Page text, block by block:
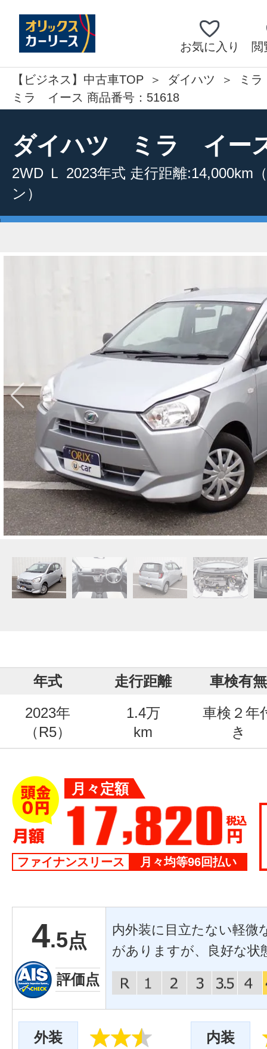
お気に入り 閲
【ビジネス】中古車TOP ダイハツ
ミ
ミラ イース 商品番号：51618
ダイハツ ミラ イー
2WD Ｌ 2023年式 走行距離:14,000km
ン）
年式 走行距離
車検有無
2023年
（R5）
1.4万
km
車検２年
き
月々定額
ファイナンスリース 月々均等96回払い
4.5点
評価点
内外装に目立たない軽微
がありますが、良好な状
外装 内装